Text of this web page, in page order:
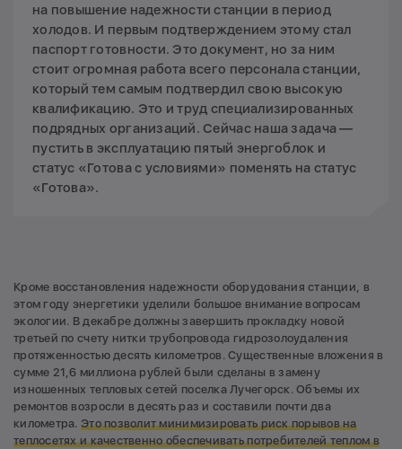
на повышение надежности станции в период
холодов. И первым подтверждением этому стал
паспорт готовности. Это документ, но за ним
стоит огромная работа всего персонала станции,
который тем самым подтвердил свою высокую
квалификацию. Это и труд специализированных
подрядных организаций. Сейчас наша задача —
пустить в эксплуатацию пятый энергоблок и
статус «Готова с условиями» поменять на статус
«Готова».
Кроме восстановления надежности оборудования станции, в
этом году энергетики уделили большое внимание вопросам
экологии. В декабре должны завершить прокладку новой
третьей по счету нитки трубопровода гидрозолоудаления
протяженностью десять километров. Существенные вложения в
сумме 21,6 миллиона рублей были сделаны в замену
изношенных тепловых сетей поселка Лучегорск. Объемы их
ремонтов возросли в десять раз и составили почти два
километра. Это позволит минимизировать риск порывов на
теплосетях и качественно обеспечивать потребителей теплом в